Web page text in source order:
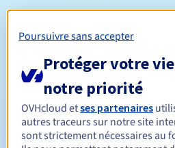
Durée de réservation
Durée de renouvellement
Poursuivre sans accepter
Protéger votre
notre priorité
OVHcloud etses partenaires
autres traceurs sur notre site
sont strictement nécessaires au